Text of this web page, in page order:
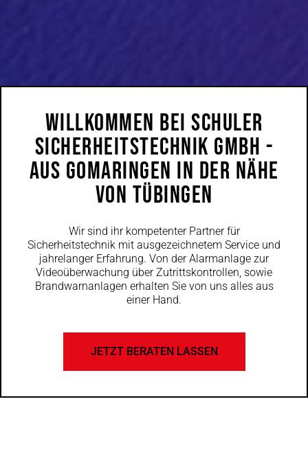
Willkommen Bei Schuler
Sicherheitstechnik GmbH -
Aus Gomaringen In Der Nähe
Von Tübingen
Wir sind ihr kompetenter Partner für
Sicherheitstechnik mit ausgezeichnetem Service und
jahrelanger Erfahrung. Von der Alarmanlage zur
Videoüberwachung über Zutrittskontrollen, sowie
Brandwarnanlagen erhalten Sie von uns alles aus
einer Hand.
JETZT BERATEN LASSEN